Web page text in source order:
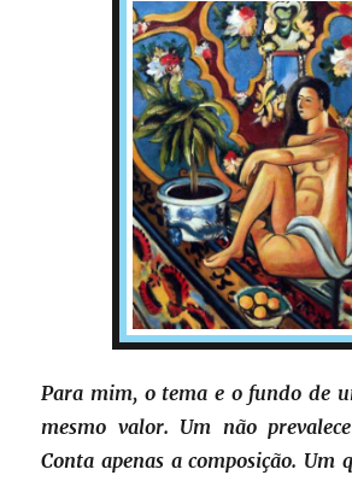
Para mim, o tema e o fundo de
mesmo valor. Um não
Conta apenas a composição. Um